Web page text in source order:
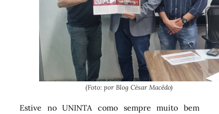
(Foto: por Blog César Macêdo)
Estive no UNINTA como sempre muito bem